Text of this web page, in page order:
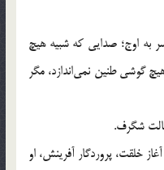
به اوج؛ صدایی که شبیه هیچ
گوشی طنین نمی‌اندازد، مگر
شگرف.
خلقت، پروردگار آفرینش، او